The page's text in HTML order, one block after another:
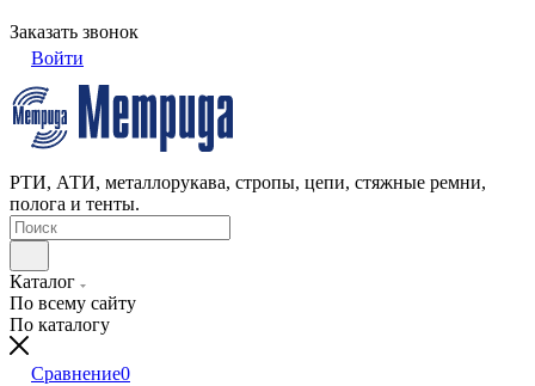
Заказать звонок
Войти
РТИ, АТИ, металлорукава, стропы, цепи, стяжные ремни,
полога и тенты.
Каталог
По всему сайту
По каталогу
Сравнение0